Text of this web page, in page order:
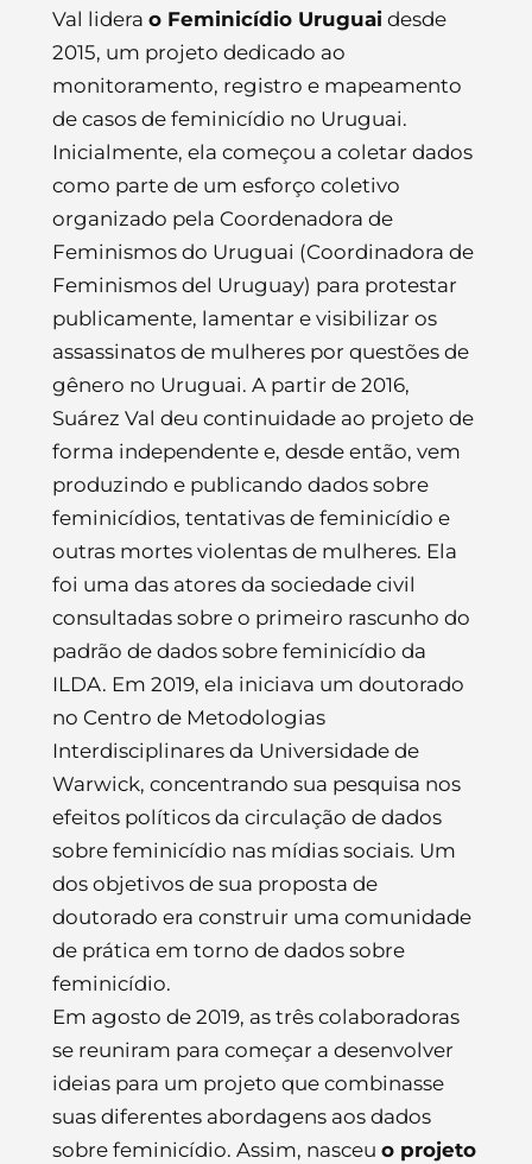
Val lidera o Feminicídio Uruguai desde
2015, um projeto dedicado ao
monitoramento, registro e mapeamento
de casos de feminicídio no Uruguai.
Inicialmente, ela começou a coletar dados
como parte de um esforço coletivo
organizado pela Coordenadora de
Feminismos do Uruguai (Coordinadora de
Feminismos del Uruguay) para protestar
publicamente, lamentar e visibilizar os
assassinatos de mulheres por questões de
gênero no Uruguai. A partir de 2016,
Suárez Val deu continuidade ao projeto de
forma independente e, desde então, vem
produzindo e publicando dados sobre
feminicídios, tentativas de feminicídio e
outras mortes violentas de mulheres. Ela
foi uma das atores da sociedade civil
consultadas sobre o primeiro rascunho do
padrão de dados sobre feminicídio da
ILDA. Em 2019, ela iniciava um doutorado
no Centro de Metodologias
Interdisciplinares da Universidade de
Warwick, concentrando sua pesquisa nos
efeitos políticos da circulação de dados
sobre feminicídio nas mídias sociais. Um
dos objetivos de sua proposta de
doutorado era construir uma comunidade
de prática em torno de dados sobre
feminicídio.
Em agosto de 2019, as três colaboradoras
se reuniram para começar a desenvolver
ideias para um projeto que combinasse
suas diferentes abordagens aos dados
sobre feminicídio. Assim, nasceu o projeto